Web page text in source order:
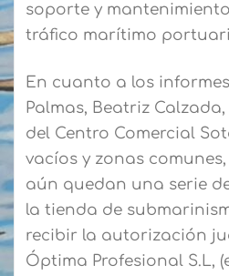
soporte y
tráfico marítimo
En cuanto a los
Palmas, Beatriz
del Centro Comercial
vacíos y zonas
aún quedan una serie
la tienda de
recibir la autorización
Óptima Profesional S.L,